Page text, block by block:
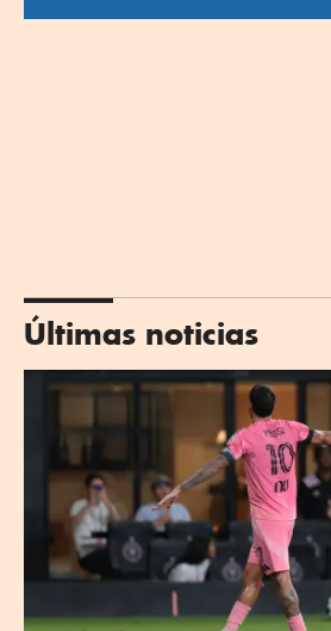
Últimas noticias